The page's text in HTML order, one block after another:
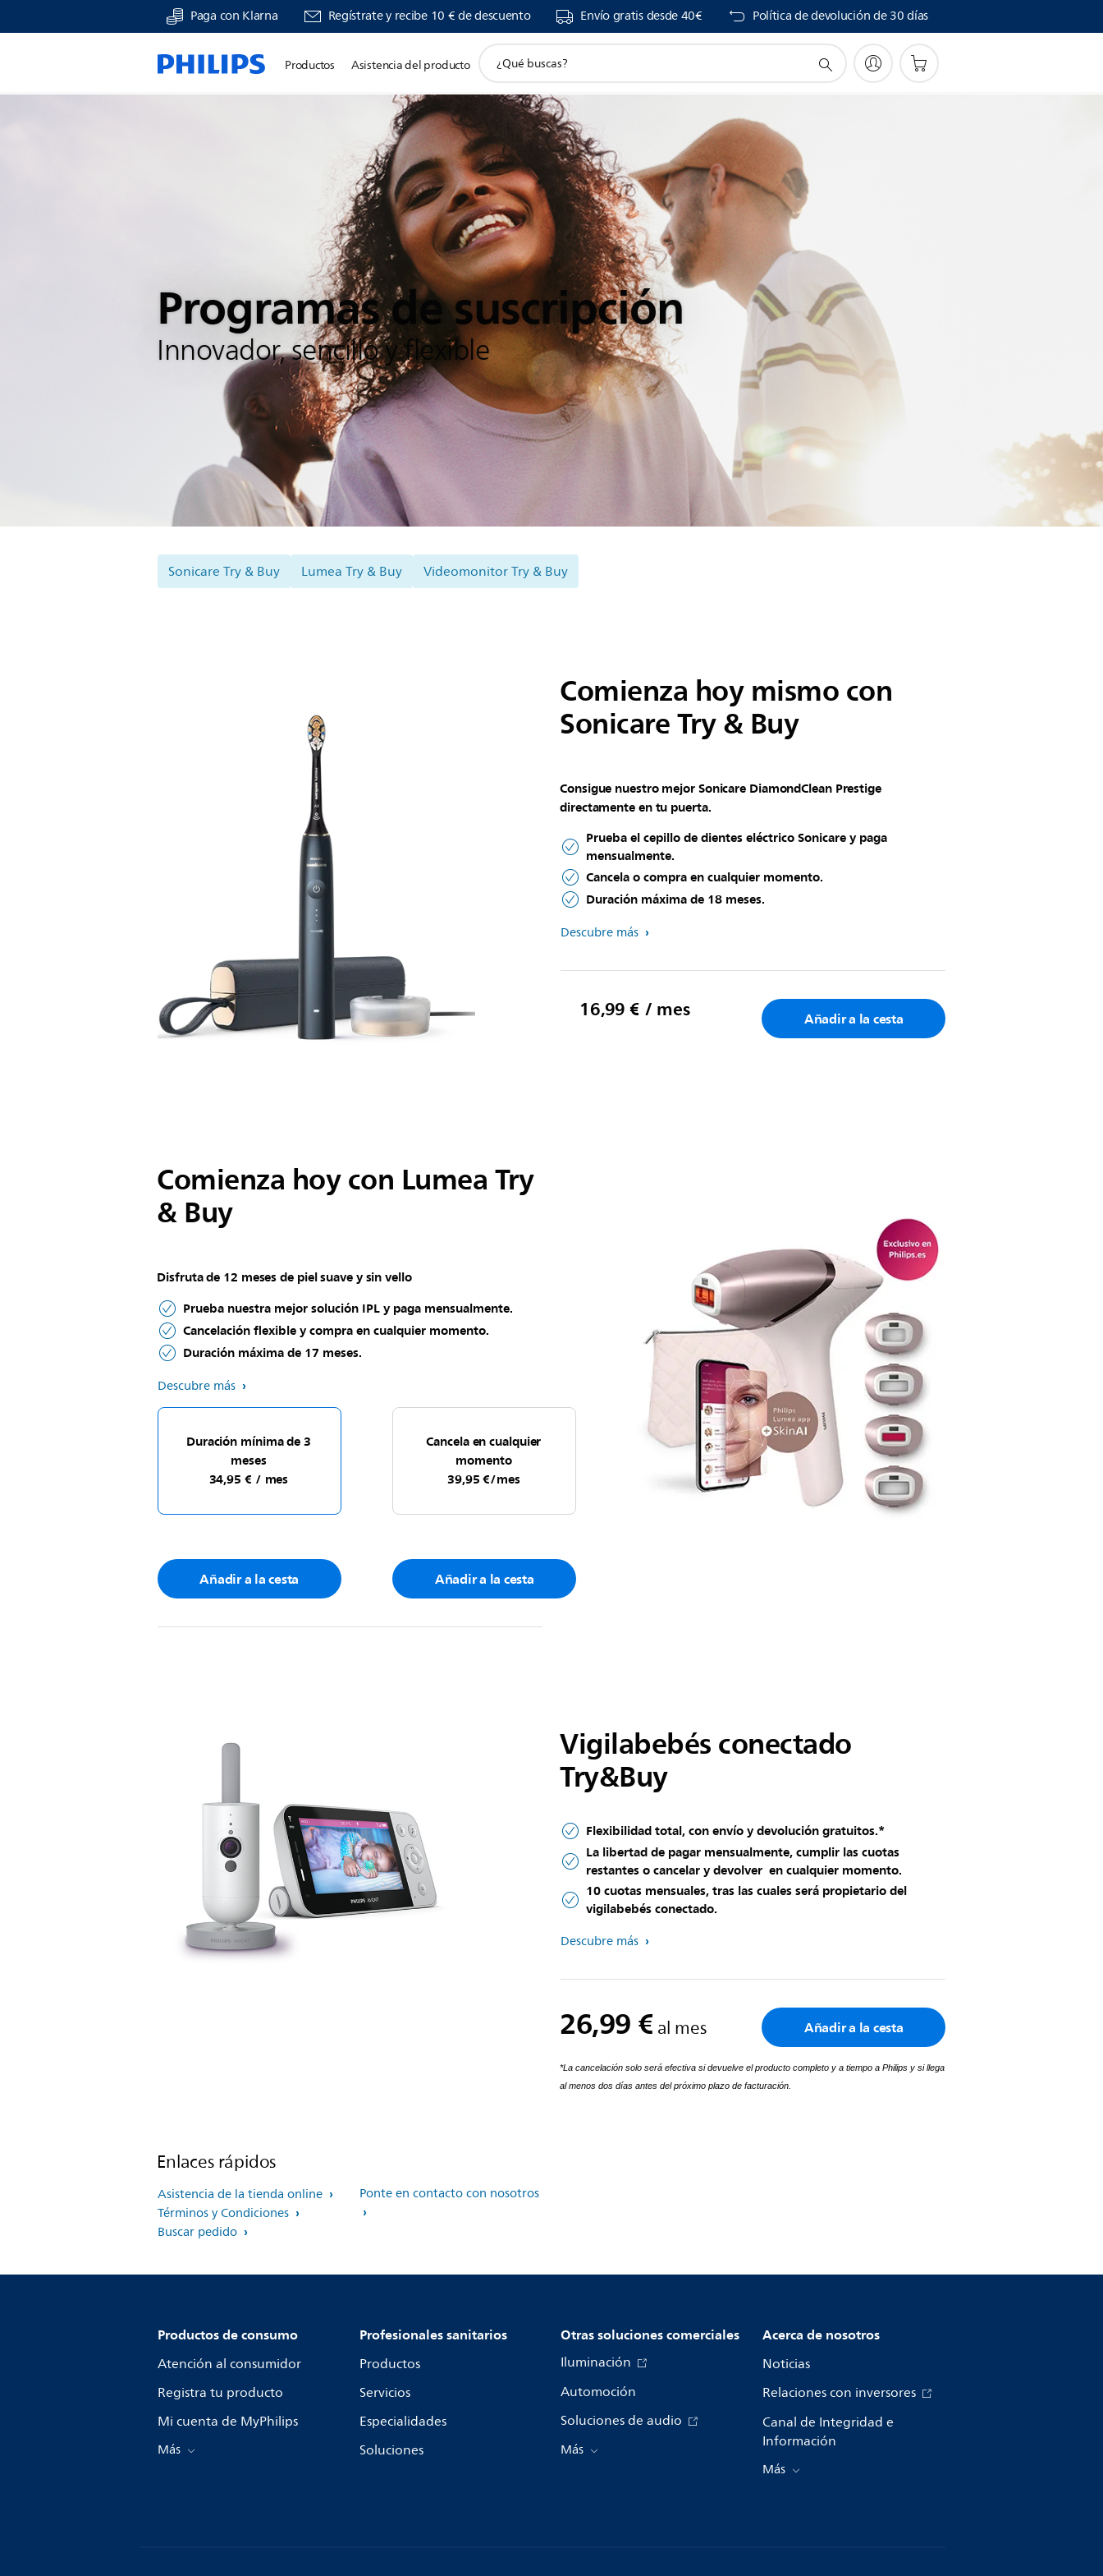
Paga con Klarna Regístrate y recibe 10 € de descuento Envío gratis desde 40€ Política de devolución de 30 días
Productos Asistencia del producto
búsqueda
Programas de suscripción
Innovador, sencillo y flexible
Sonicare Try & Buy Lumea Try & Buy Videomonitor Try & Buy
Comienza hoy mismo con
Sonicare Try & Buy
Consigue nuestro mejor Sonicare DiamondClean Prestige
directamente en tu puerta.
Prueba el cepillo de dientes eléctrico Sonicare y paga
mensualmente.
Cancela o compra en cualquier momento.
Duración máxima de 18 meses.
Descubre más
16,99 € / mes Añadir a la cesta
Comienza hoy con Lumea Try
& Buy
Disfruta de 12 meses de piel suave y sin vello
Prueba nuestra mejor solución IPL y paga mensualmente.
Cancelación flexible y compra en cualquier momento.
Duración máxima de 17 meses.
Descubre más
Duración mínima de 3
meses
34,95 € / mes
Cancela en cualquier
momento
39,95 €/mes
Añadir a la cesta Añadir a la cesta
Vigilabebés conectado
Try&Buy
Flexibilidad total, con envío y devolución gratuitos.*
​La libertad de pagar mensualmente, cumplir las cuotas
restantes o cancelar y devolver en cualquier momento.
10 cuotas mensuales, tras las cuales será propietario del
vigilabebés conectado.
Descubre más
26,99 €al mes Añadir a la cesta
*La cancelación solo será efectiva si devuelve el producto completo y a tiempo a Philips y si llega
al menos dos días antes del próximo plazo de facturación.
Enlaces rápidos
Asistencia de la tienda online
Términos y Condiciones
Buscar pedido
Ponte en contacto con nosotros
Productos de consumo
Atención al consumidor
Registra tu producto
Mi cuenta de MyPhilips
Más
Profesionales sanitarios
Productos
Servicios
Especialidades
Soluciones
Otras soluciones comerciales
Iluminación
Automoción
Soluciones de audio
Más
Acerca de nosotros
Noticias
Relaciones con inversores
Canal de Integridad e
Información
Más